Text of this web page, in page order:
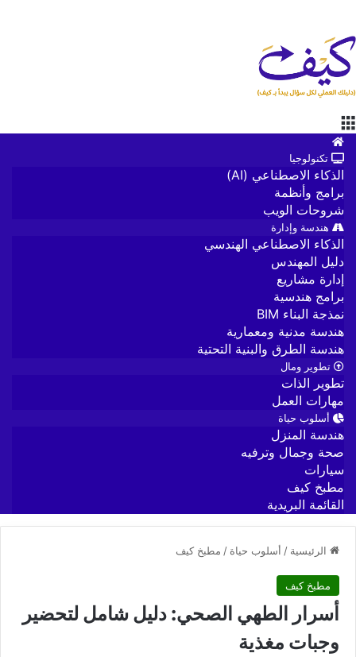
الرئيسية
تكنولوجيا
الذكاء الاصطناعي (AI)
برامج وأنظمة
شروحات الويب
هندسة وإدارة
الذكاء الاصطناعي الهندسي
دليل المهندس
إدارة مشاريع
برامج هندسية
نمذجة البناء BIM
هندسة مدنية ومعمارية
هندسة الطرق والبنية التحتية
تطوير ومال
تطوير الذات
مهارات العمل
أسلوب حياة
هندسة المنزل
صحة وجمال وترفيه
سيارات
مطبخ كيف
القائمة البريدية
الرئيسية / أسلوب حياة / مطبخ كيف
مطبخ كيف
أسرار الطهي الصحي: دليل شامل لتحضير
وجبات مغذية